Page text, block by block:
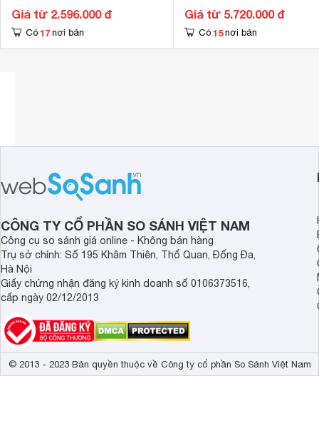
Giá từ 2.596.000 đ
Có 17 nơi bán
Giá từ 5.720.000 đ
Có 15 nơi bán
CÔNG TY CỔ PHẦN SO SÁNH VIỆT NAM
Công cụ so sánh giá online - Không bán hàng
Trụ sở chính: Số 195 Khâm Thiên, Thổ Quan, Đống Đa,
Hà Nội
Giấy chứng nhận đăng ký kinh doanh số 0106373516,
cấp ngày 02/12/2013
© 2013 - 2023 Bản quyền thuộc về Công ty cổ phần So Sánh Việt Nam